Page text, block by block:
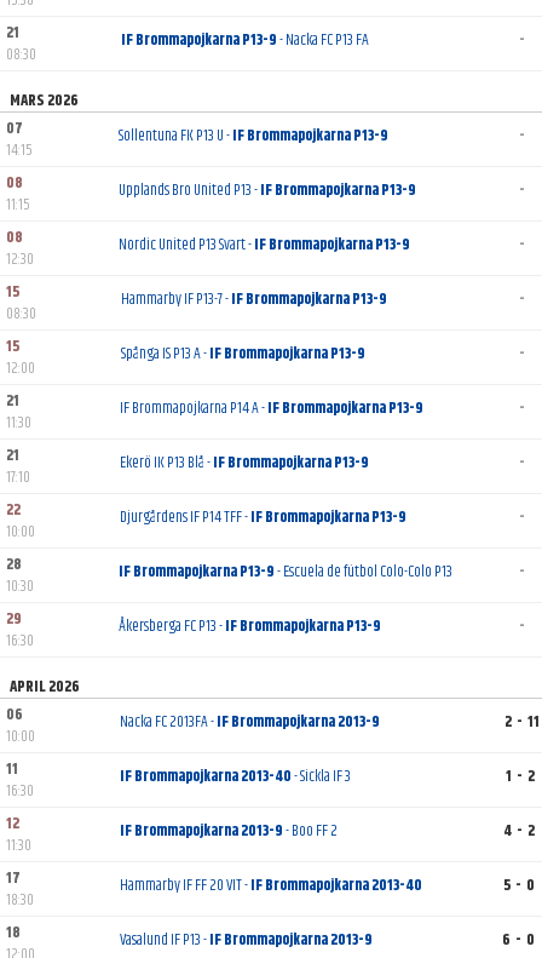
21
08:30
IF Brommapojkarna P13-9- Nacka FC P13 FA -
MARS 2026
07
14:15
Sollentuna FK P13 U -IF Brommapojkarna P13-9
-
08
11:15
Upplands Bro United P13 -IF Brommapojkarna P13-9
-
08
12:30
Nordic United P13 Svart -IF Brommapojkarna P13-9
-
15
08:30
Hammarby IF P13-7 -IF Brommapojkarna P13-9
-
15
12:00
Spånga IS P13 A -IF Brommapojkarna P13-9
-
21
11:30
IF Brommapojkarna P14 A -IF Brommapojkarna P13-9
-
21
17:10
Ekerö IK P13 Blå -IF Brommapojkarna P13-9
-
22
10:00
Djurgårdens IF P14 TFF -IF Brommapojkarna P13-9
-
28
10:30
IF Brommapojkarna P13-9- Escuela de fútbol Colo-Colo P13
-
29
16:30
Åkersberga FC P13 -IF Brommapojkarna P13-9 -
APRIL 2026
06
10:00
Nacka FC 2013FA -IF Brommapojkarna 2013-9
2 - 11
11
16:30
IF Brommapojkarna 2013-40- Sickla IF 3
1 - 2
12
11:30
IF Brommapojkarna 2013-9- Boo FF 2
4 - 2
17
18:30
Hammarby IF FF 20 VIT -IF Brommapojkarna 2013-40
5 - 0
18
Vasalund IF P13 -IF Brommapojkarna 2013-9 6 - 0